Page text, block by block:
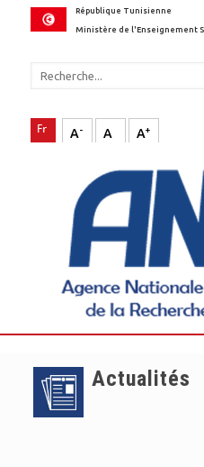
République Tunisienne
Ministère de l'Enseignement
A- A A+
Actualités